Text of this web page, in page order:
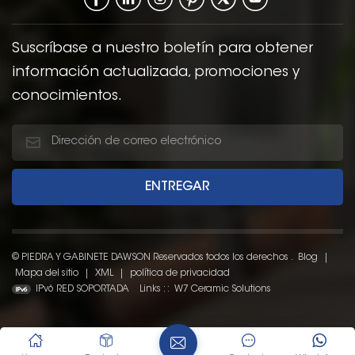
ambientes de baño
tanto clásicos como
modernos.
Suscríbase a nuestro boletín para obtener
información actualizada, promociones y
conocimientos.
© PIEDRA Y GABINETE DAWSON Reservados todos los derechos . Blog
Mapa del sitio
XML
política de privacidad
IPv6 RED SOPORTADA
Links : : W7 Ceramic Solutions